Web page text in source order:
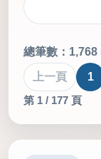
總筆數：1,768
上一頁 1
第 1 / 177 頁